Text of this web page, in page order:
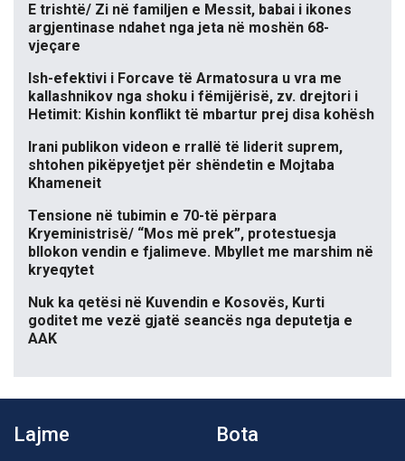
E trishtë/ Zi në familjen e Messit, babai i ikones
argjentinase ndahet nga jeta në moshën 68-
vjeçare
Ish-efektivi i Forcave të Armatosura u vra me
kallashnikov nga shoku i fëmijërisë, zv. drejtori i
Hetimit: Kishin konflikt të mbartur prej disa kohësh
Irani publikon videon e rrallë të liderit suprem,
shtohen pikëpyetjet për shëndetin e Mojtaba
Khameneit
Tensione në tubimin e 70-të përpara
Kryeministrisë/ “Mos më prek”, protestuesja
bllokon vendin e fjalimeve. Mbyllet me marshim në
kryeqytet
Nuk ka qetësi në Kuvendin e Kosovës, Kurti
goditet me vezë gjatë seancës nga deputetja e
AAK
Lajme Bota